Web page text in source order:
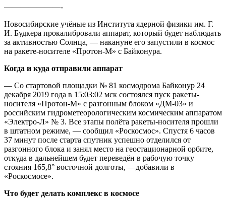
———————-
Новосибирские учёные из Института ядерной физики им. Г.
И. Будкера прокалибровали аппарат, который будет наблюдать
за активностью Солнца, — накануне его запустили в космос
на ракете-носителе «Протон-М» с Байконура.
Когда и куда отправили аппарат
— Со стартовой площадки № 81 космодрома Байконур 24
декабря 2019 года в 15:03:02 мск состоялся пуск ракеты-
носителя «Протон-М» с разгонным блоком «ДМ-03» и
российским гидрометеорологическим космическим аппаратом
«Электро-Л» № 3. Все этапы полёта ракеты-носителя прошли
в штатном режиме, — сообщил «Роскосмос». Спустя 6 часов
37 минут после старта спутник успешно отделился от
разгонного блока и занял место на геостационарной орбите,
откуда в дальнейшем будет переведён в рабочую точку
стояния 165,8° восточной долготы, —добавили в
«Роскосмосе».
Что будет делать комплекс в космосе